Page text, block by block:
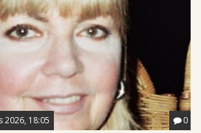
2026, 18:05 0